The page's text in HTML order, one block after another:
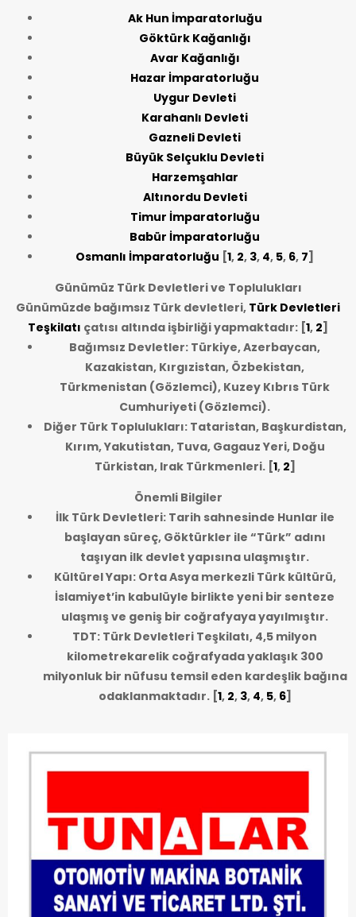
Ak Hun İmparatorluğu
Göktürk Kağanlığı
Avar Kağanlığı
Hazar İmparatorluğu
Uygur Devleti
Karahanlı Devleti
Gazneli Devleti
Büyük Selçuklu Devleti
Harzemşahlar
Altınordu Devleti
Timur İmparatorluğu
Babür İmparatorluğu
Osmanlı İmparatorluğu [1, 2, 3, 4, 5, 6, 7]
Günümüz Türk Devletleri ve Toplulukları
Günümüzde bağımsız Türk devletleri, Türk Devletleri
Teşkilatı çatısı altında işbirliği yapmaktadır: [1, 2]
Bağımsız Devletler: Türkiye, Azerbaycan,
Kazakistan, Kırgızistan, Özbekistan,
Türkmenistan (Gözlemci), Kuzey Kıbrıs Türk
Cumhuriyeti (Gözlemci).
Diğer Türk Toplulukları: Tataristan, Başkurdistan,
Kırım, Yakutistan, Tuva, Gagauz Yeri, Doğu
Türkistan, Irak Türkmenleri.[1, 2]
Önemli Bilgiler
İlk Türk Devletleri: Tarih sahnesinde Hunlar ile
başlayan süreç, Göktürkler ile “Türk” adını
taşıyan ilk devlet yapısına ulaşmıştır.
Kültürel Yapı: Orta Asya merkezli Türk kültürü,
İslamiyet’in kabulüyle birlikte yeni bir senteze
ulaşmış ve geniş bir coğrafyaya yayılmıştır.
TDT: Türk Devletleri Teşkilatı, 4,5 milyon
kilometrekarelik coğrafyada yaklaşık 300
milyonluk bir nüfusu temsil eden kardeşlik bağına
odaklanmaktadır.[1, 2, 3, 4, 5, 6]